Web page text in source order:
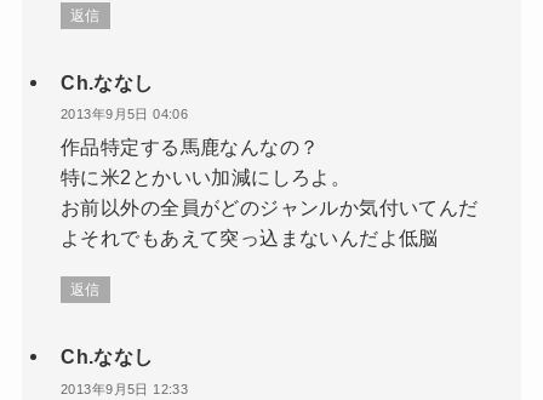
返信
Ch.ななし
2013年9月5日 04:06
作品特定する馬鹿なんなの？
特に米2とかいい加減にしろよ。
お前以外の全員がどのジャンルか気付いてんだ
よそれでもあえて突っ込まないんだよ低脳
返信
Ch.ななし
2013年9月5日 12:33